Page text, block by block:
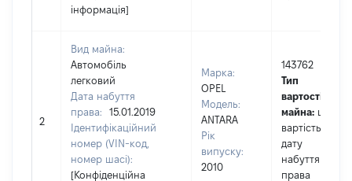
інформація]
2
Вид майна:
Автомобіль
легковий
Дата набуття
права:
15.01.2019
Ідентифікаційний
номер (VIN-код,
номер шасі):
[Конфіденційна
Марка:
OPEL
Модель:
ANTARA
Рік
випуску:
2010
143762
Тип
вартості
майна: це
вартість на
дату
набуття
права